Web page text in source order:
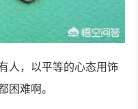
人，以平等的心态用饰
困难啊。